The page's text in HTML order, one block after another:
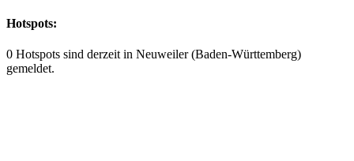
Hotspots:
0 Hotspots sind derzeit in Neuweiler (Baden-Württemberg)
gemeldet.